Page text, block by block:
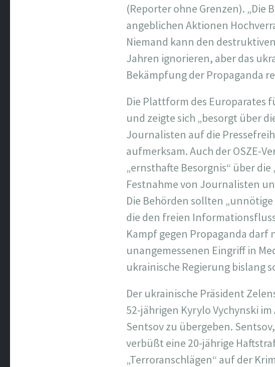
(Reporter ohne Grenzen). „Die
angeblichen Aktionen
Niemand kann den
Jahren ignorieren, aber das
Bekämpfung der Propaganda
Die Plattform des Europarates
und zeigte sich „besorgt über
Journalisten auf die
aufmerksam. Auch der OSZE-
„ernsthafte Besorgnis“ über
Festnahme von Journalisten
Die Behörden sollten
die den freien
Kampf gegen Propaganda
unangemessenen Eingriff in
ukrainische Regierung bislang
Der ukrainische Präsident
52-jährigen Kyrylo Vychynski
Sentsov zu übergeben.
verbüßt eine 20-jährige
„Terroranschlägen“ auf der